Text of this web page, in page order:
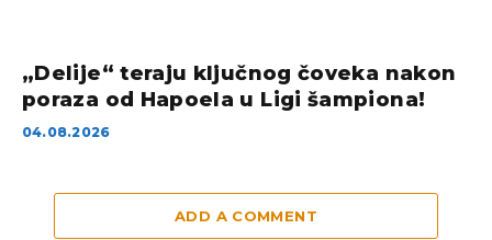
„Delije“ teraju ključnog čoveka nakon
poraza od Hapoela u Ligi šampiona!
04.08.2026
ADD A COMMENT